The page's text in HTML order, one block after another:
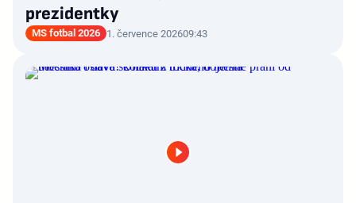
prezidentky
MS fotbal 2026 1. července 202609:43